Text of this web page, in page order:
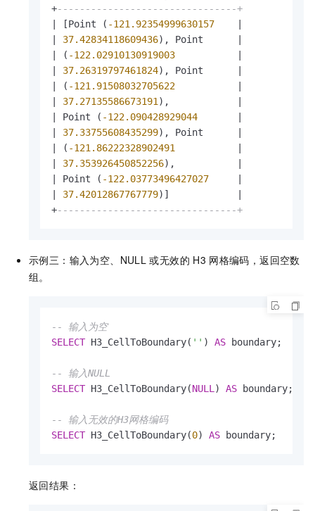
+--------------------------------+
[Point ( -121.92354999630157
37.42834118609436), Point
( -122.02910130919003
37.26319797461824), Point
( -121.91508032705622
37.27135586673191),
Point ( -122.090428929044
37.33755608435299), Point
( -121.86222328902491
37.353926450852256),
Point ( -122.03773496427027
37.42012867767779)]
+--------------------------------+
示例三：输入为空、NULL 或无效的 H3 网格编码，返回空数
组。
-- 输入为空
SELECT H3_CellToBoundary( '' ) AS boundary;
-- 输入NULL
SELECT H3_CellToBoundary(NULL) AS boundary;
-- 输入无效的H3网格编码
SELECT H3_CellToBoundary(0) AS boundary;
返回结果：